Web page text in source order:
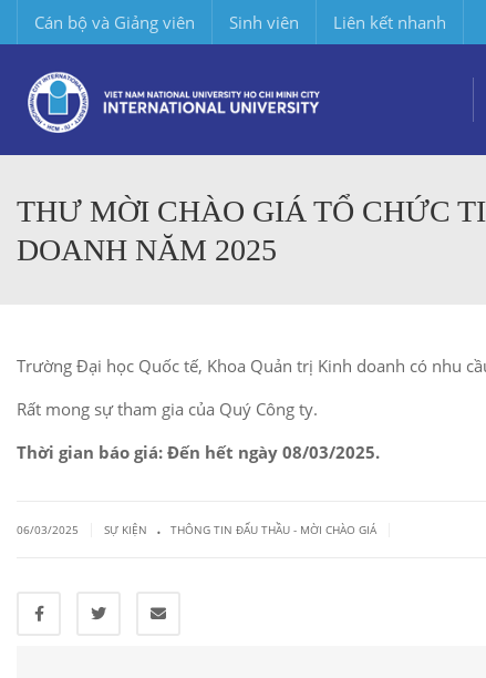
Cán bộ và Giảng viên Sinh viên Liên kết nhanh
THƯ MỜI CHÀO GIÁ TỔ CHỨC
DOANH NĂM 2025
Trường Đại học Quốc tế, Khoa Quản trị Kinh doanh có nhu
Rất mong sự tham gia của Quý Công ty.
Thời gian báo giá: Đến hết ngày 08/03/2025.
06/03/2025 SỰ KIỆN . THÔNG TIN ĐẤU THẦU - MỜI CHÀO GIÁ